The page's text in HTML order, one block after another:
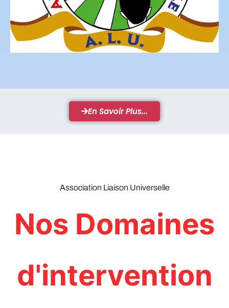
En Savoir Plus...
Association Liaison Universelle
Nos Domaines
d'intervention